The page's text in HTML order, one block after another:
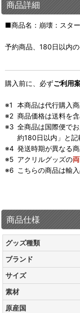
商品詳細
■商品名：崩壊：スタ
予約商品、180日以内の
購入前に、必ずご利用
本商品は代行購入
商品価格は送料を
全商品は国際便で
約180日以内」と記
発送時期が異なる
アクリルグッズの
こちらの商品は輸
商品仕様
グッズ種類
ブランド
サイズ
素材
原産国